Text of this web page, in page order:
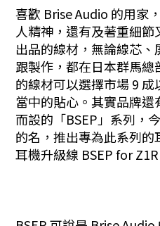
喜歡 Brise Audio 的用家
人精神，還有及著重細
出品的線材，無論線芯
跟製作，都在日本群馬
的線材可以選擇市場 9
當中的貼心。其實品牌
而設的「BSEP」系列，
的名，推出專為此系列
耳機升級線 BSEP for Z1R